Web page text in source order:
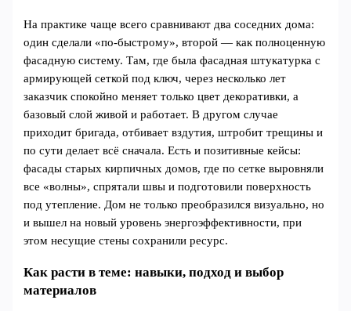
На практике чаще всего сравнивают два соседних дома:
один сделали «по-быстрому», второй — как полноценную
фасадную систему. Там, где была фасадная штукатурка с
армирующей сеткой под ключ, через несколько лет
заказчик спокойно меняет только цвет декоративки, а
базовый слой живой и работает. В другом случае
приходит бригада, отбивает вздутия, штробит трещины и
по сути делает всё сначала. Есть и позитивные кейсы:
фасады старых кирпичных домов, где по сетке выровняли
все «волны», спрятали швы и подготовили поверхность
под утепление. Дом не только преобразился визуально, но
и вышел на новый уровень энергоэффективности, при
этом несущие стены сохранили ресурс.
Как расти в теме: навыки, подход и выбор
материалов